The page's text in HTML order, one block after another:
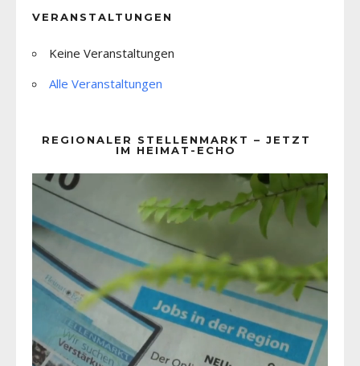
VERANSTALTUNGEN
Keine Veranstaltungen
Alle Veranstaltungen
REGIONALER STELLENMARKT – JETZT
IM HEIMAT-ECHO
Player